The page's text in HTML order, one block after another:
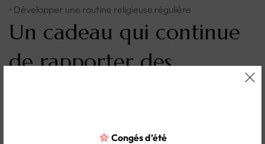
Congés d’été
• Développer une routine religieuse régulière
Un cadeau qui continue
de rapporter des
qui accompagne une famille chaque jour.